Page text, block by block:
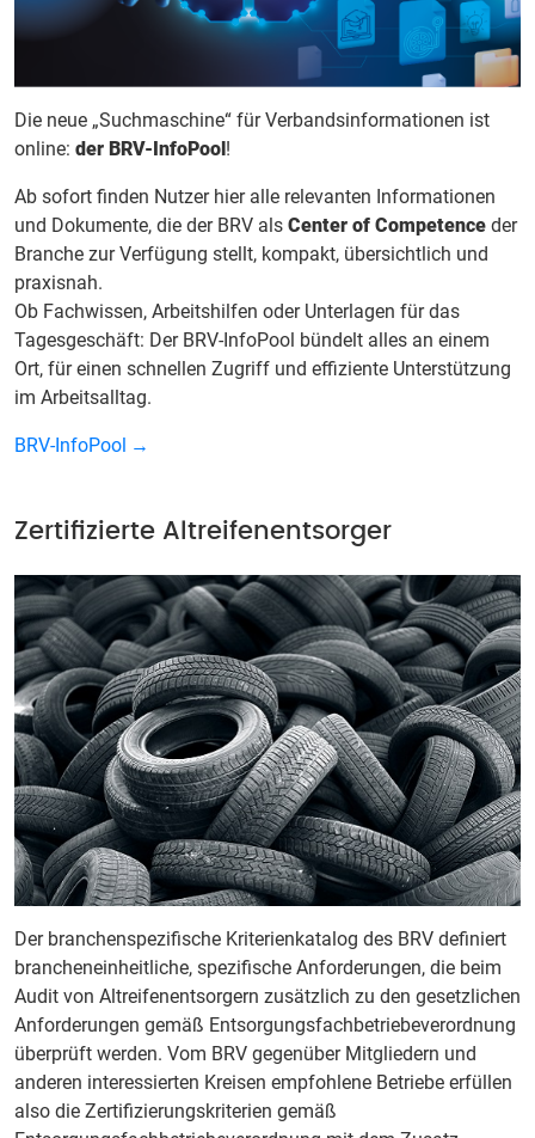
Die neue „Suchmaschine“ für Verbandsinformationen ist
online: der BRV-InfoPool!
Ab sofort finden Nutzer hier alle relevanten Informationen
und Dokumente, die der BRV als Center of Competence der
Branche zur Verfügung stellt, kompakt, übersichtlich und
praxisnah.
Ob Fachwissen, Arbeitshilfen oder Unterlagen für das
Tagesgeschäft: Der BRV-InfoPool bündelt alles an einem
Ort, für einen schnellen Zugriff und effiziente Unterstützung
im Arbeitsalltag.
BRV-InfoPool
Zertifizierte Altreifenentsorger
Der branchenspezifische Kriterienkatalog des BRV definiert
brancheneinheitliche, spezifische Anforderungen, die beim
Audit von Altreifenentsorgern zusätzlich zu den gesetzlichen
Anforderungen gemäß Entsorgungsfachbetriebeverordnung
überprüft werden. Vom BRV gegenüber Mitgliedern und
anderen interessierten Kreisen empfohlene Betriebe erfüllen
also die Zertifizierungskriterien gemäß